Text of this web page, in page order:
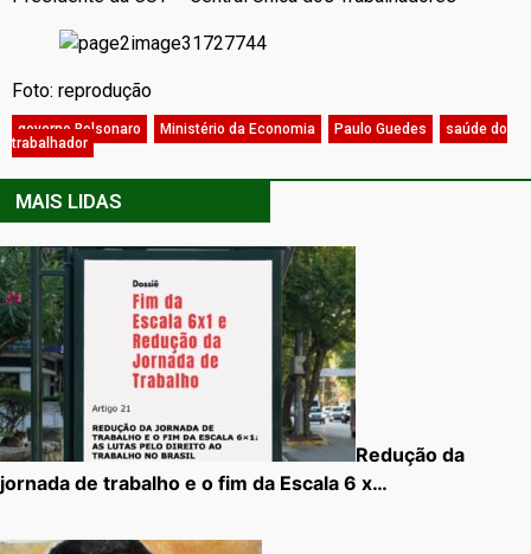
Foto: reprodução
governo Bolsonaro Ministério da Economia Paulo Guedes
saúde do
trabalhador
MAIS LIDAS
Redução da
jornada de trabalho e o fim da Escala 6 x…